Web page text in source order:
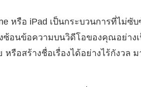
หรือ iPad เป็นกระบวนการที่ไม่ซั
อนข้อความบนวิดีโอของคุณอย่าง
อสร้างชื่อเรื่องได้อย่างไร้กังวล